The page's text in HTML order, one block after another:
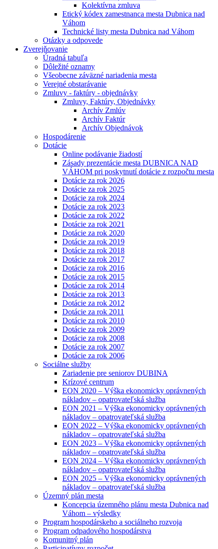
Kolektívna zmluva
Etický kódex zamestnanca mesta Dubnica nad
Váhom
Technické listy mesta Dubnica nad Váhom
Otázky a odpovede
Zverejňovanie
Úradná tabuľa
Dôležité oznamy
Všeobecne záväzné nariadenia mesta
Verejné obstarávanie
Zmluvy - faktúry - objednávky
Zmluvy, Faktúry, Objednávky
Archív Zmlúv
Archív Faktúr
Archív Objednávok
Hospodárenie
Dotácie
Online podávanie žiadostí
Zásady prezentácie mesta DUBNICA NAD
VÁHOM pri poskytnutí dotácie z rozpočtu mesta
Dotácie za rok 2026
Dotácie za rok 2025
Dotácie za rok 2024
Dotácie za rok 2023
Dotácie za rok 2022
Dotácie za rok 2021
Dotácie za rok 2020
Dotácie za rok 2019
Dotácie za rok 2018
Dotácie za rok 2017
Dotácie za rok 2016
Dotácie za rok 2015
Dotácie za rok 2014
Dotácie za rok 2013
Dotácie za rok 2012
Dotácie za rok 2011
Dotácie za rok 2010
Dotácie za rok 2009
Dotácie za rok 2008
Dotácie za rok 2007
Dotácie za rok 2006
Sociálne služby
Zariadenie pre seniorov DUBINA
Krízové centrum
EON 2020 – Výška ekonomicky oprávnených
nákladov – opatrovateľská služba
EON 2021 – Výška ekonomicky oprávnených
nákladov – opatrovateľská služba
EON 2022 – Výška ekonomicky oprávnených
nákladov – opatrovateľská služba
EON 2023 – Výška ekonomicky oprávnených
nákladov – opatrovateľská služba
EON 2024 – Výška ekonomicky oprávnených
nákladov – opatrovateľská služba
EON 2025 – Výška ekonomicky oprávnených
nákladov – opatrovateľská služba
Územný plán mesta
Koncepcia územného plánu mesta Dubnica nad
Váhom – výsledky
Program hospodárskeho a sociálneho rozvoja
Program odpadového hospodárstva
Komunitný plán